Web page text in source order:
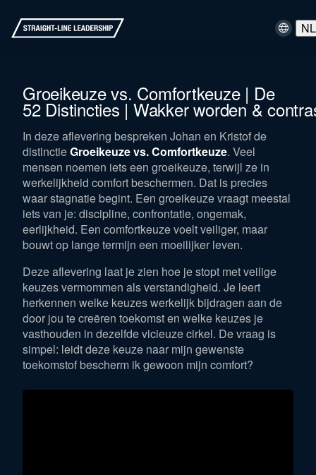
NL
Groeikeuze vs. Comfortkeuze | De
52 Distincties | Wakker worden &
In deze aflevering bespreken Johan en Kristof de
distinctieGroeikeuze vs. Comfortkeuze. Veel
mensen noemen iets een groeikeuze, terwijl ze in
werkelijkheid comfort beschermen. Dat is precies
waar stagnatie begint. Een groeikeuze vraagt meestal
iets van je: discipline, confrontatie, ongemak,
eerlijkheid. Een comfortkeuze voelt veiliger, maar
bouwt op lange termijn een moeilijker leven.
Deze aflevering laat je zien hoe je stopt met veilige
keuzes vermommen als verstandigheid. Je leert
herkennen welke keuzes werkelijk bijdragen aan de
door jou te creëren toekomst en welke keuzes je
vasthouden in dezelfde vicieuze cirkel. De vraag is
simpel: leidt deze keuze naar mijn gewenste
toekomstof bescherm ik gewoon mijn comfort?